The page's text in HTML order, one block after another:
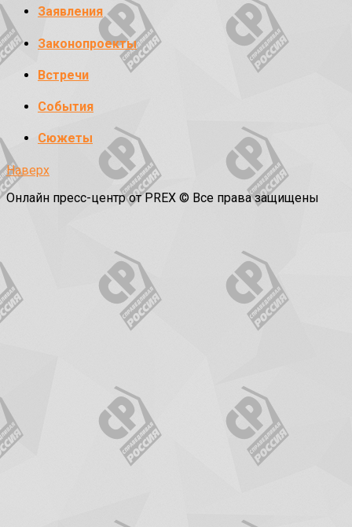
Заявления
Законопроекты
Встречи
События
Сюжеты
Наверх
Онлайн пресс-центр от PREX © Все права защищены